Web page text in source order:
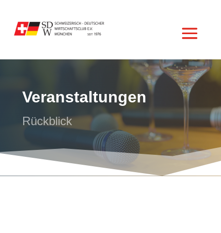
Veranstal­tungen
Rückblick